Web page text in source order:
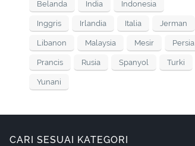
Belanda India Indonesia
Inggris Irlandia Italia Jerman
Libanon Malaysia Mesir Persia
Prancis Rusia Spanyol Turki
Yunani
CARI SESUAI KATEGORI